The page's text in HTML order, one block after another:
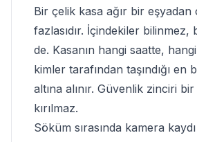
Bir çelik kasa ağır bir eşyadan
fazlasıdır. İçindekiler bilinmez,
de. Kasanın hangi saatte,
kimler tarafından taşındığı en
altına alınır. Güvenlik zinciri
kırılmaz.
Söküm sırasında kamera